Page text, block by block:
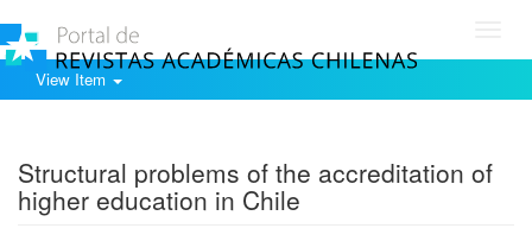
View Item
Structural problems of the accreditation of
higher education in Chile